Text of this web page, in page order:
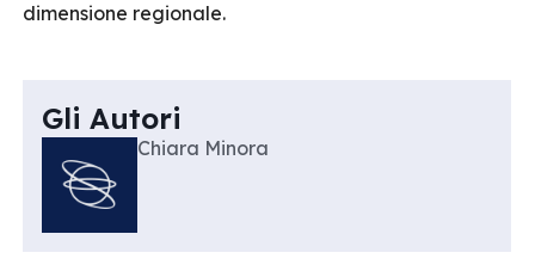
dimensione regionale.
Gli Autori
Chiara Minora